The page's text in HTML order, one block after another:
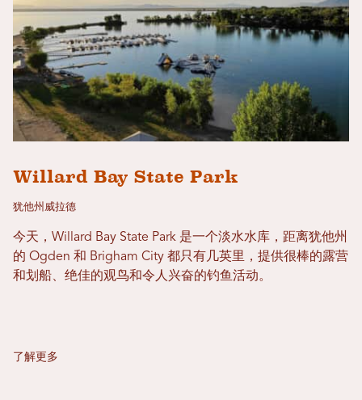
Willard Bay State Park
犹他州威拉德
今天，Willard Bay State Park 是一个淡水水库，距离犹他州
的 Ogden 和 Brigham City 都只有几英里，提供很棒的露营
和划船、绝佳的观鸟和令人兴奋的钓鱼活动。
了解更多